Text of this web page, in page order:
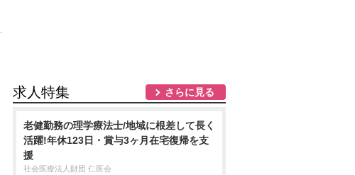
求人特集 さらに見る
老健勤務の理学療法士/地域に根差して長く
活躍!年休123日・賞与3ヶ月在宅復帰を支
援
社会医療法人財団 仁医会